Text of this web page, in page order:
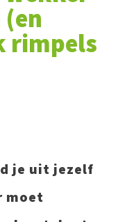
rimpels
je uit jezelf
moet